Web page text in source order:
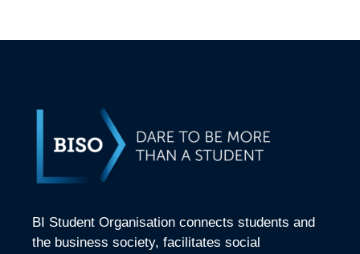
BI Student Organisation connects students and
the business society, facilitates social